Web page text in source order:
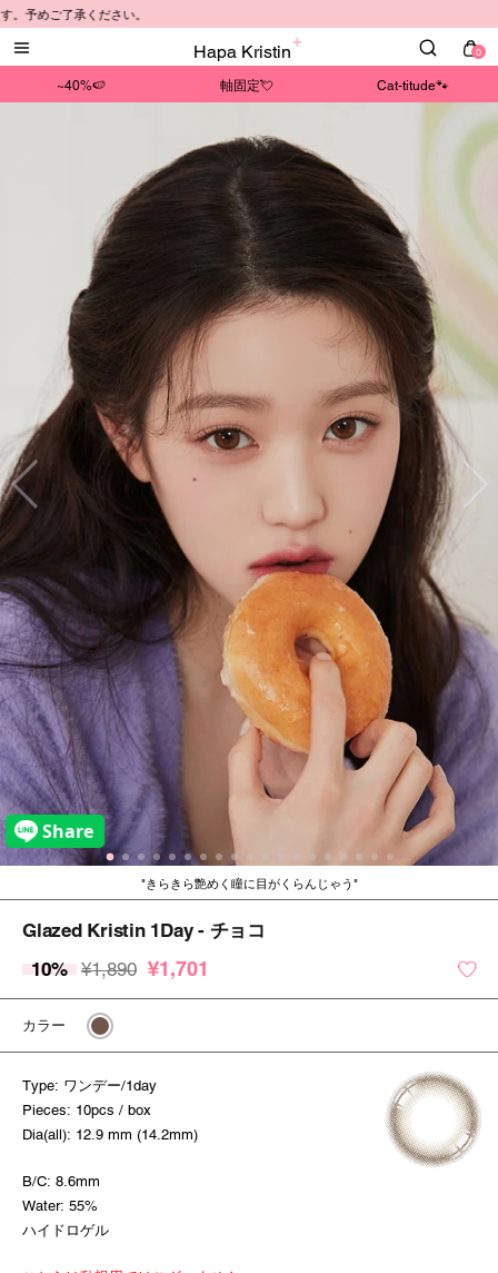
Hapa Kristin 0
~40%🍉 軸固定💘 Cat-titude🐾
ください。
きらきら艶めく瞳に目がくらんじゃう
Glazed Kristin 1Day - チョコ
10% ¥1,890 ¥1,701
カラー
Type: ワンデー/1day
Pieces: 10pcs / box
Dia(all): 12.9 mm (14.2mm)
B/C: 8.6mm
Water: 55%
ハイドロゲル